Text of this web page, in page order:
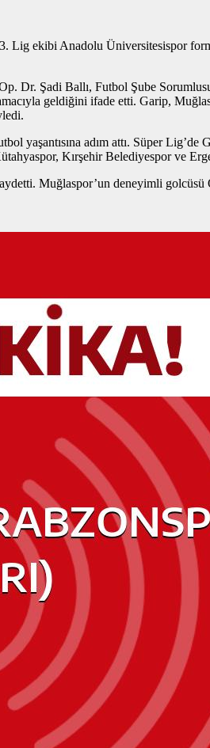
Lig ekibi Anadolu Üniversitesispor
Şadi Ballı, Futbol Şube
geldiğini ifade etti. Garip,
yaşantısına adım attı. Süper Lig’de
Kırşehir Belediyespor ve
Muğlaspor’un deneyimli golcüsü